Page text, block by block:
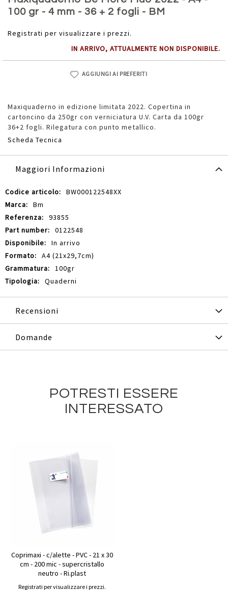
100 gr - 4 mm - 36 + 2 fogli - BM
Registrati per visualizzare i prezzi.
IN ARRIVO, ATTUALMENTE NON DISPONIBILE.
AGGIUNGI AI PREFERITI
Maxiquaderno in edizione limitata 2022. Copertina in
cartoncino da 250gr con verniciatura U.V. Carta da 100gr
36+2 fogli. Rilegatura con punto metallico.
Scheda Tecnica
della
galleria
immagini
Maggiori Informazioni
Maggiori
Informazioni
BW000122548XX
Bm
93855
0122548
In arrivo
A4 (21x29,7cm)
100gr
Quaderni
Recensioni
Domande
POTRESTI ESSERE
INTERESSATO
Coprimaxi - c/alette - PVC - 21 x 30
cm - 200 mic - supercristallo
neutro - Ri.plast
Registrati per visualizzare i prezzi.